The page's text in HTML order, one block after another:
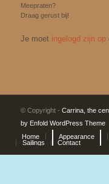
Meepraten?
Draag gerust bij!
Je moet ingelogd zijn op
© Copyright - Carrina, the
by Enfold WordPress Theme
Home
Appearance
Sailings
Contact